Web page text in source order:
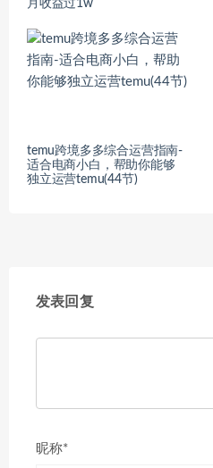
月收益过1w
temu跨境多多综合运营指南-
适合电商小白，帮助你能够
独立运营temu(44节)
发表回复
昵称*